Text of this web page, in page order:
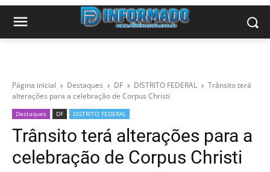
Página inicial Destaques DF DISTRITO FEDERAL
Trânsito terá
alterações para a celebração de Corpus Christi
Destaques DF DISTRITO FEDERAL
Trânsito terá alterações para a
celebração de Corpus Christi